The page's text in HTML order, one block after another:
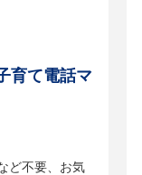
育て電話マ
ど不要、お気